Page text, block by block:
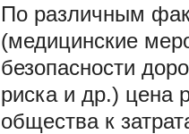
По различным
(медицинские
безопасности
риска и др.) цена
общества к